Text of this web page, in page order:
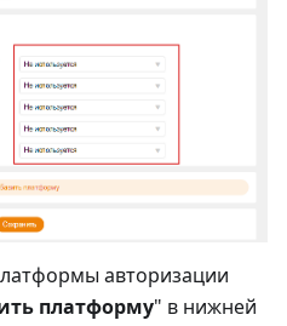
авторизации
платформу" в нижней